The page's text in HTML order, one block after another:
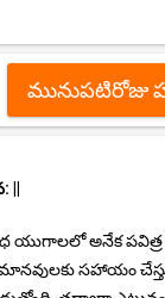
అనేక పవిత్ర
మానవులకు